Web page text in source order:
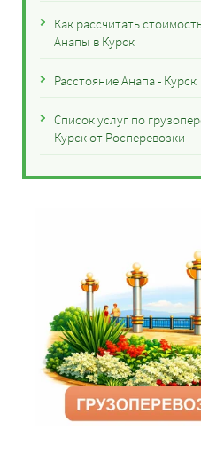
Как рассчитать
Анапы в Курск
Расстояние Анапа - Курск
Список услуг по
Курск от Росперевозки